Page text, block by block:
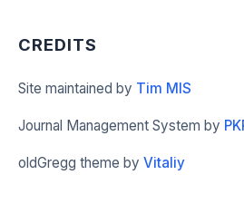
CREDITS
Site maintained by Tim MIS
Journal Management System by
oldGregg theme by Vitaliy